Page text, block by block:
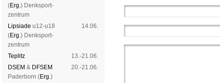
(Erg.) Denk­sport­
zen­trum
Lipsiade u12-u18
(Erg.) Denk­sport­
zen­trum
14.06.
Tep­litz
13.-21.06.
DSEM & DFSEM
Pader­born (Erg.)
20.-21.06.